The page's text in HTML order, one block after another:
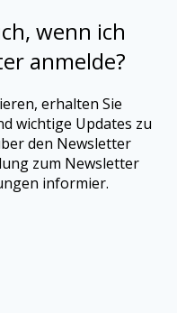
wenn ich
anmelde?
erhalten Sie
wichtige Updates zu
den Newsletter
zum Newsletter
informier.